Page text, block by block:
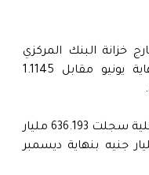
خزانة البنك المركزي
ارتفع إلى 1.328 تريليون جنيه بنهاية يونيو مقابل 1.1145
أوضح أن ودائع البنوك بالعملة المحلية سجلت 636.193 مليار
بنهاية يونيو مقابل 543.5 مليار جنيه بنهاية ديسمبر